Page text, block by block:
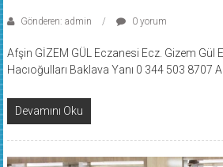
Gönderen: admin 0 yorum
Afşin GİZEM GÜL Eczanesi Ecz. Gizem Gül
Hacıoğulları Baklava Yanı 0 344 503 8707
Devamını Oku